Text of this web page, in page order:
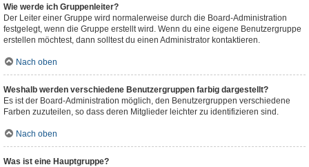
Wie werde ich Gruppenleiter?
Der Leiter einer Gruppe wird normalerweise durch die Board-Administration
festgelegt, wenn die Gruppe erstellt wird. Wenn du eine eigene Benutzergruppe
erstellen möchtest, dann solltest du einen Administrator kontaktieren.
Nach oben
Weshalb werden verschiedene Benutzergruppen farbig dargestellt?
Es ist der Board-Administration möglich, den Benutzergruppen verschiedene
Farben zuzuteilen, so dass deren Mitglieder leichter zu identifizieren sind.
Nach oben
Was ist eine Hauptgruppe?